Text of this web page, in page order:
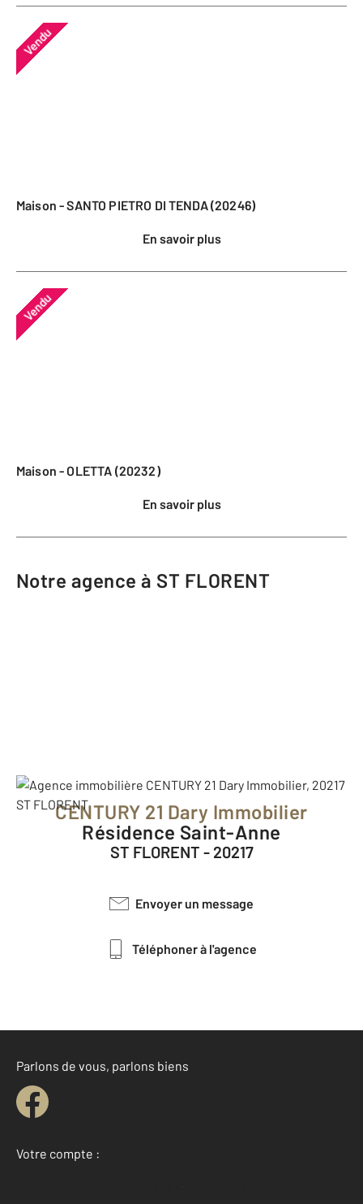
Vendu
Maison - SANTO PIETRO DI TENDA (20246)
En savoir plus
Vendu
Maison - OLETTA (20232)
En savoir plus
Notre agence à ST FLORENT
CENTURY 21 Dary Immobilier
Résidence Saint-Anne
ST FLORENT - 20217
Envoyer un message
Téléphoner à l'agence
Parlons de vous, parlons biens
Votre compte :
Accéder à mon compte